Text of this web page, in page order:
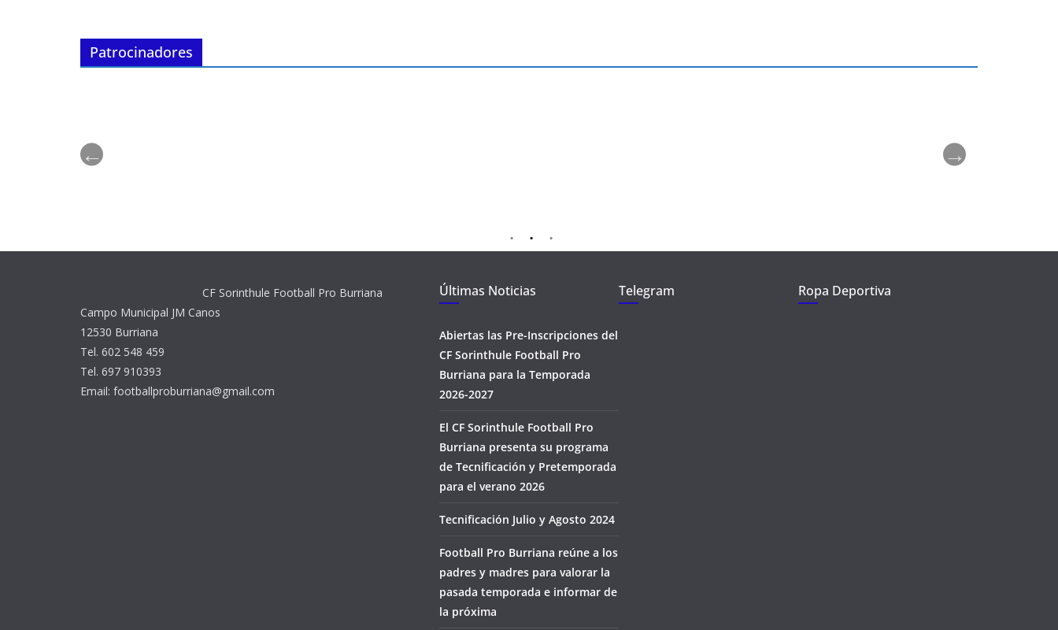
Patrocinadores
CF Sorinthule Football Pro Burriana
Campo Municipal JM Canos
12530 Burriana
Tel. 602 548 459
Tel. 697 910393
Email: footballproburriana@gmail.com
Últimas Noticias
Abiertas las Pre-Inscripciones del
CF Sorinthule Football Pro
Burriana para la Temporada
2026-2027
El CF Sorinthule Football Pro
Burriana presenta su programa
de Tecnificación y Pretemporada
para el verano 2026
Tecnificación Julio y Agosto 2024
Football Pro Burriana reúne a los
padres y madres para valorar la
pasada temporada e informar de
la próxima
Telegram Ropa Deportiva